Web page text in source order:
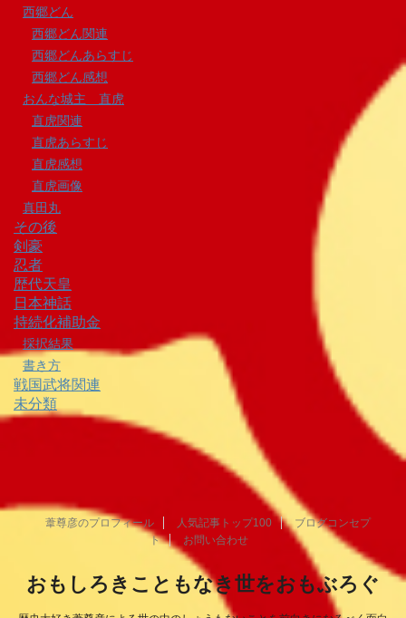
西郷どん
西郷どん関連
西郷どんあらすじ
西郷どん感想
おんな城主 直虎
直虎関連
直虎あらすじ
直虎感想
直虎画像
真田丸
その後
剣豪
忍者
歴代天皇
日本神話
持続化補助金
採択結果
書き方
戦国武将関連
未分類
葦尊彦のプロフィール 人気記事トップ100
ブログコンセプ
ト
お問い合わせ
おもしろきこともなき世をおもぶろぐ